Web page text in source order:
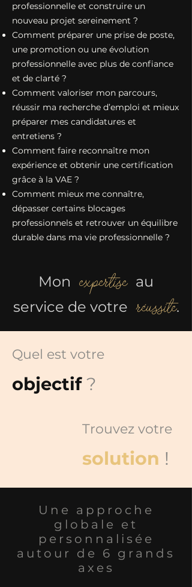
professionnelle et construire un
nouveau projet sereinement ?
Comment préparer une prise de poste,
une promotion ou une évolution
professionnelle avec plus de confiance
et de clarté ?
Comment valoriser mon parcours,
réussir ma recherche d’emploi et mieux
préparer mes candidatures et
entretiens ?
Comment faire reconnaître mon
expérience et obtenir une certification
grâce à la VAE ?
Comment mieux me connaître,
dépasser certains blocages
professionnels et retrouver un équilibre
durable dans ma vie professionnelle ?
Mon expertise au
service de votre réussite.
Quel est votre
objectif ?
Trouvez votre
solution !
Une approche
globale et
personnalisée
autour de 6 grands
axes